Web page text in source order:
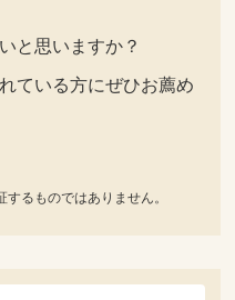
と思いますか？
ている方にぜひお薦め
るものではありません。